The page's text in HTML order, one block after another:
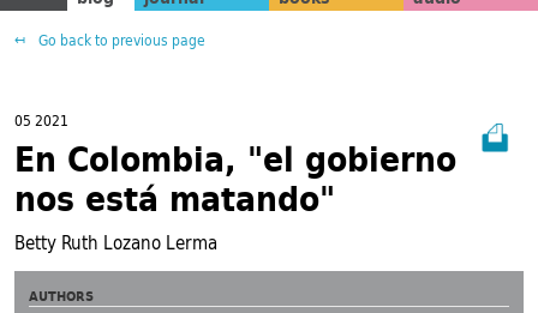
Go back to previous page
05 2021
En Colombia, "el gobierno
nos está matando"
Betty Ruth Lozano Lerma
AUTHORS